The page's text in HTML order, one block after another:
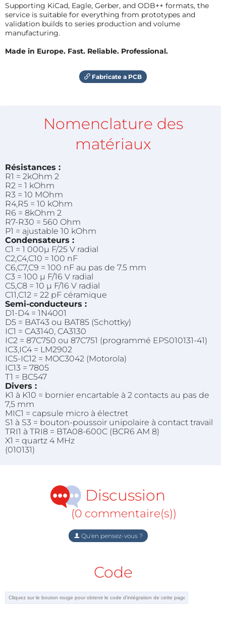
Supporting KiCad, Eagle, Gerber, and ODB++ formats, the
service is suitable for everything from prototypes and
validation builds to series production and volume
manufacturing.
Made in Europe. Fast. Reliable. Professional.
Fabricate a PCB
Nomenclature des
matériaux
Résistances :
R1 = 2kOhm 2
R2 = 1 kOhm
R3 = 10 MOhm
R4,R5 = 10 kOhm
R6 = 8kOhm 2
R7-R30 = 560 Ohm
P1 = ajustable 10 kOhm
Condensateurs :
C1 = 1 000µ F/25 V radial
C2,C4,C10 = 100 nF
C6,C7,C9 = 100 nF au pas de 7.5 mm
C3 = 100 µ F/16 V radial
C5,C8 = 10 µ F/16 V radial
C11,C12 = 22 pF céramique
Semi-conducteurs :
D1-D4 = 1N4001
D5 = BAT43 ou BAT85 (Schottky)
IC1 = CA3140, CA3130
IC2 = 87C750 ou 87C751 (programmé EPS010131-41)
IC3,IC4 = LM2902
IC5-IC12 = MOC3042 (Motorola)
IC13 = 7805
T1 = BC547
Divers :
K1 à K10 = bornier encartable à 2 contacts au pas de
7,5 mm
MIC1 = capsule micro à électret
S1 à S3 = bouton-poussoir unipolaire à contact travail
TRI1 à TRI8 = BTA08-600C (BCR6 AM 8)
X1 = quartz 4 MHz
(010131)
Discussion
(0 commentaire(s))
Qu'en pensez-vous ?
Code